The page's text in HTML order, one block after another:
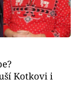
Kotkovi i